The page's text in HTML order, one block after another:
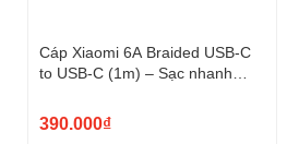
Cáp Xiaomi 6A Braided USB-C
to USB-C (1m) – Sạc nhanh
390.000₫